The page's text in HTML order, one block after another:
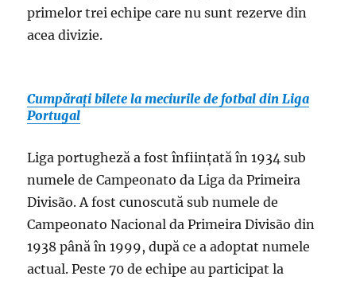
primelor trei echipe care nu sunt rezerve din
acea divizie.
Cumpărați bilete la meciurile de fotbal din Liga
Portugal
Liga portugheză a fost înființată în 1934 sub
numele de Campeonato da Liga da Primeira
Divisão. A fost cunoscută sub numele de
Campeonato Nacional da Primeira Divisão din
1938 până în 1999, după ce a adoptat numele
actual. Peste 70 de echipe au participat la